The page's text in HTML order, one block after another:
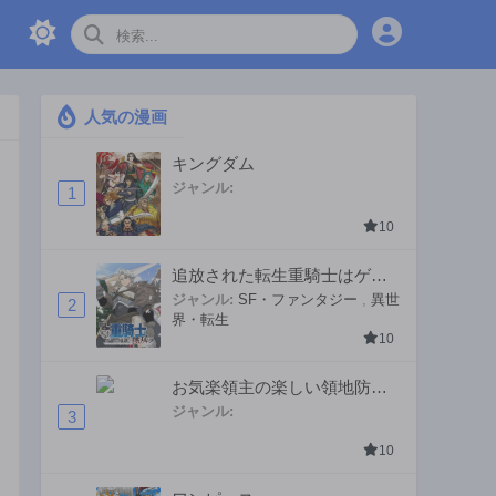
人気の漫画
1
キングダム
ジャンル:
10
2
追放された転生重騎士はゲー
ム知識で無双する
ジャンル: SF・ファンタジー
異世
界・転生
10
3
お気楽領主の楽しい領地防衛
〜生産系魔術で名もなき村を
ジャンル:
10